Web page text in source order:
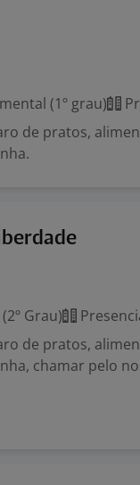
(1º grau)
de pratos,
Grau)
de pratos,
chamar pelo